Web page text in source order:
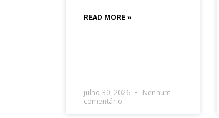
READ MORE »
julho 30, 2026
Nenhum
comentário